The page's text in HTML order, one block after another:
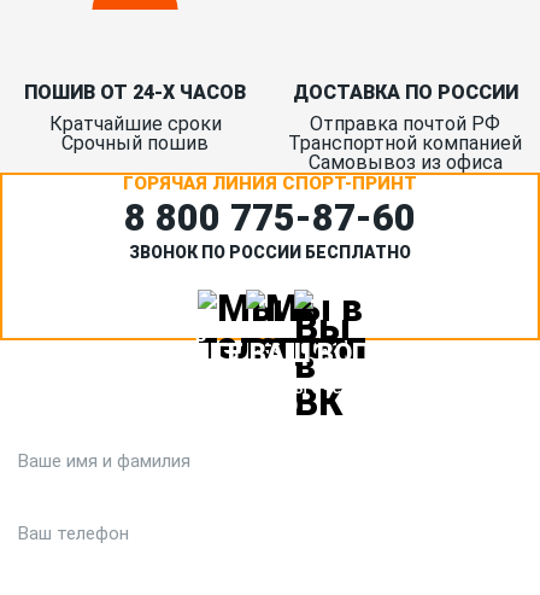
ПОШИВ ОТ 24-Х ЧАСОВ
Кратчайшие сроки
Срочный пошив
ДОСТАВКА ПО РОССИИ
Отправка почтой РФ
Транспортной компанией
Самовывоз из офиса
ГОРЯЧАЯ ЛИНИЯ СПОРТ-ПРИНТ
8 800 775‑87-60
ЗВОНОК ПО РОССИИ БЕСПЛАТНО
ЗАДАЙТЕ ВАШ ВОПРОС
Или кратко опишите ситуацию. Мы очень быстро свяжемся с
вами :)